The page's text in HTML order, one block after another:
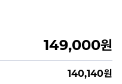
149,000원
140,140원